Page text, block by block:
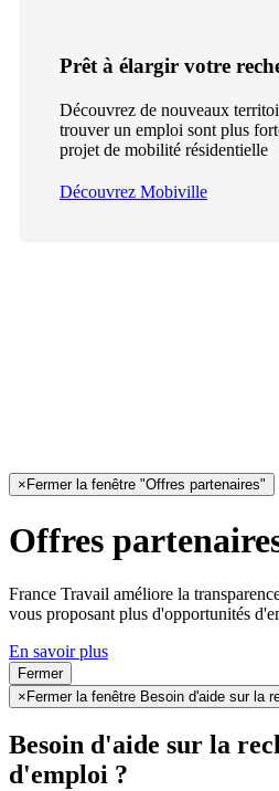
Prêt à élargir votre
Découvrez de nouveaux
trouver un emploi sont plus
projet de mobilité résidentielle
Découvrez Mobiville
× Fermer la fenêtre "Offres partenaires"
Offres
France Travail améliore la
vous proposant plus d'opportunités
En savoir plus
Fermer
× Fermer la fenêtre Besoin d'aide sur la
Besoin d'aide sur la
d'emploi ?